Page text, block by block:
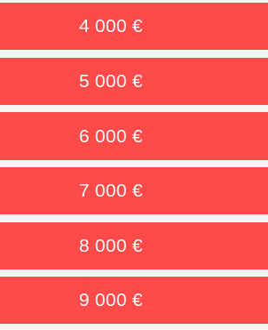
4 000 €
5 000 €
6 000 €
7 000 €
8 000 €
9 000 €